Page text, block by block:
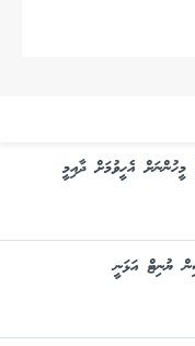
އެހީވުމަށް ދާއިމީ